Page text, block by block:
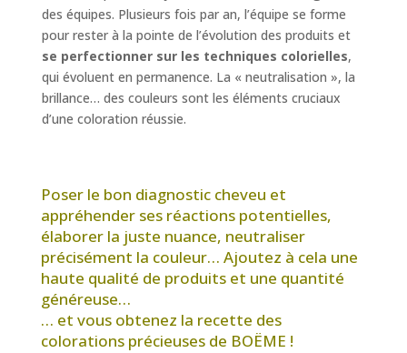
des équipes. Plusieurs fois par an, l’équipe se forme
pour rester à la pointe de l’évolution des produits et
se perfectionner sur les techniques colorielles,
qui évoluent en permanence. La « neutralisation », la
brillance… des couleurs sont les éléments cruciaux
d’une coloration réussie.
Poser le bon diagnostic cheveu et
appréhender ses réactions potentielles,
élaborer la juste nuance, neutraliser
précisément la couleur… Ajoutez à cela une
haute qualité de produits et une quantité
généreuse…
… et vous obtenez la recette des
colorations précieuses de BOËME !